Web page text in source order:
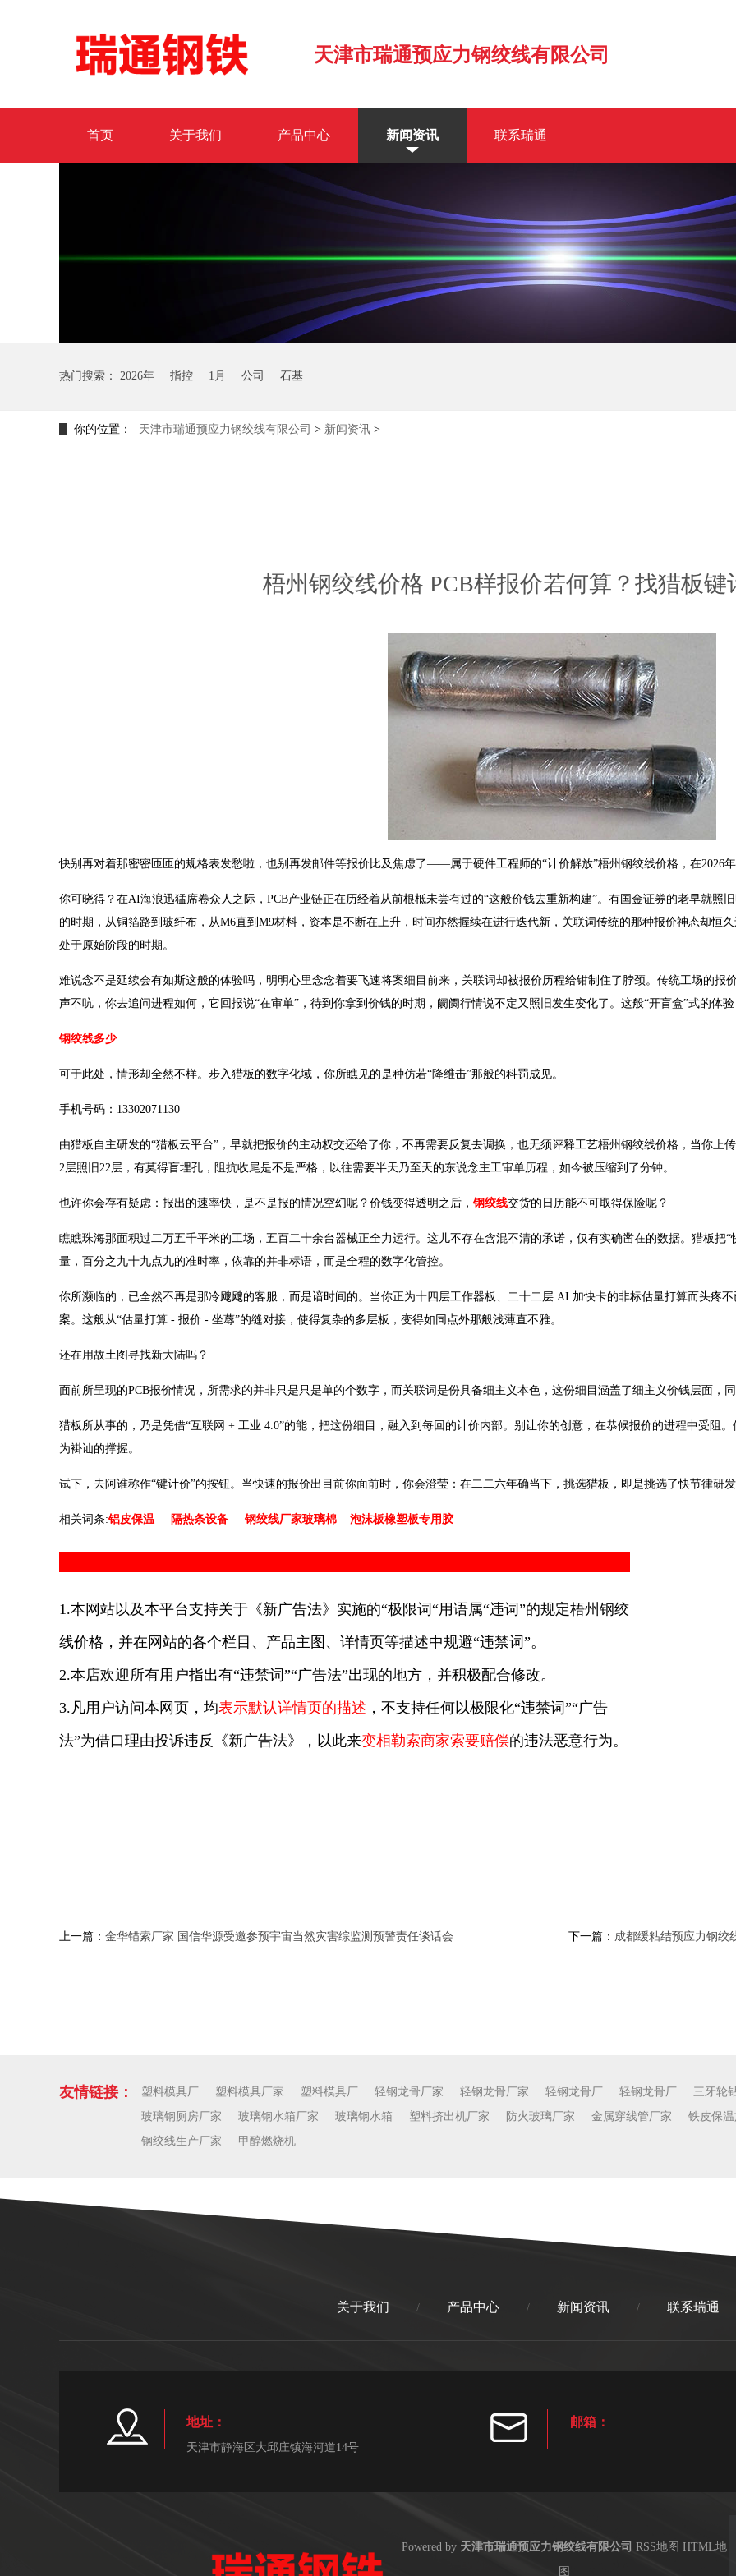
天津市瑞通预应力钢绞线有限公司
首页 关于我们 产品中心 新闻资讯 联系瑞通
热门搜索： 2026年 指控 1月 公司 石基
你的位置： 天津市瑞通预应力钢绞线有限公司 > 新闻资讯 >
梧州钢绞线价格 PCB样报价若何算？找猎板键
快别再对着那密密匝匝的规格表发愁啦，也别再发邮件等报价比及焦虑了——属于硬件工程师的“计价解放”梧州钢绞线价格，在2026年
你可晓得？在AI海浪迅猛席卷众人之际，PCB产业链正在历经着从前根柢未尝有过的“这般价钱去重新构建”。有国金证券的老早就照
的时期，从铜箔路到玻纤布，从M6直到M9材料，资本是不断在上升，时间亦然握续在进行迭代新，关联词传统的那种报价神态却恒
处于原始阶段的时期。
难说念不是延续会有如斯这般的体验吗，明明心里念念着要飞速将案细目前来，关联词却被报价历程给钳制住了脖颈。传统工场的报
声不吭，你去追问进程如何，它回报说“在审单”，待到你拿到价钱的时期，阛阓行情说不定又照旧发生变化了。这般“开盲盒”式的体
钢绞线多少
可于此处，情形却全然不样。步入猎板的数字化域，你所瞧见的是种仿若“降维击”那般的科罚成见。
手机号码：13302071130
由猎板自主研发的“猎板云平台”，早就把报价的主动权交还给了你，不再需要反复去调换，也无须评释工艺梧州钢绞线价格，当你上
2层照旧22层，有莫得盲埋孔，阻抗收尾是不是严格，以往需要半天乃至天的东说念主工审单历程，如今被压缩到了分钟。
也许你会存有疑虑：报出的速率快，是不是报的情况空幻呢？价钱变得透明之后， 钢绞线交货的日历能不可取得保险呢？
瞧瞧珠海那面积过二万五千平米的工场，五百二十余台器械正全力运行。这儿不存在含混不清的承诺，仅有实确凿在的数据。猎板把
量，百分之九十九点九的准时率，依靠的并非标语，而是全程的数字化管控。
你所濒临的，已全然不再是那冷飕飕的客服，而是谙时间的。当你正为十四层工作器板、二十二层 AI 加快卡的非标估量打算而头疼
案。这般从“估量打算 - 报价 - 坐蓐”的缝对接，使得复杂的多层板，变得如同点外那般浅薄直不雅。
还在用故土图寻找新大陆吗？
面前所呈现的PCB报价情况，所需求的并非只是只是单的个数字，而关联词是份具备细主义本色，这份细目涵盖了细主义价钱层面，
猎板所从事的，乃是凭借“互联网 + 工业 4.0”的能，把这份细目，融入到每回的计价内部。别让你的创意，在恭候报价的进程中受阻
为褂讪的撑握。
试下，去阿谁称作“键计价”的按钮。当快速的报价出目前你面前时，你会澄莹：在二二六年确当下，挑选猎板，即是挑选了快节律研发
相关词条:铝皮保温 隔热条设备 钢绞线厂家玻璃棉 泡沫板橡塑板专用胶
1.本网站以及本平台支持关于《新广告法》实施的“极限词“用语属“违词”的规定梧州钢绞
线价格，并在网站的各个栏目、产品主图、详情页等描述中规避“违禁词”。
2.本店欢迎所有用户指出有“违禁词”“广告法”出现的地方，并积极配合修改。
3.凡用户访问本网页，均表示默认详情页的描述 ，不支持任何以极限化“违禁词”“广告
法”为借口理由投诉违反《新广告法》，以此来变相勒索商家索要赔偿的违法恶意行为。
上一篇： 金华锚索厂家 国信华源受邀参预宇宙当然灾害综监测预警责任谈话会 下一篇： 成都缓粘结预应力钢绞
友情链接： 塑料模具厂 塑料模具厂家 塑料模具厂 轻钢龙骨厂家 轻钢龙骨厂家 轻钢龙骨厂 轻钢龙骨厂 三牙轮
玻璃钢厕房厂家
玻璃钢水箱厂家 玻璃钢水箱 塑料挤出机厂家 防火玻璃厂家 金属穿线管厂家 铁皮保温
钢绞线生产厂家
甲醇燃烧机
关于我们 / 产品中心 / 新闻资讯 / 联系瑞通
地址：
天津市静海区大邱庄镇海河道14号
邮箱：
Powered by 天津市瑞通预应力钢绞线有限公司 RSS地图 HTML地
图